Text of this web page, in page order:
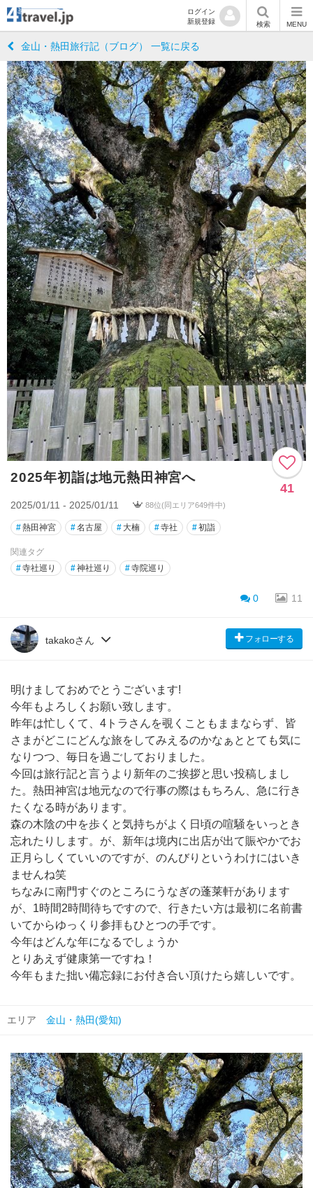
ログイン
新規登録
検索 MENU
金山・熱田旅行記（ブログ） 一覧に戻る
2025年初詣は地元熱田神宮へ
41
2025/01/11 - 2025/01/11 88位(同エリア649件中)
#熱田神宮 #名古屋 # 大楠 #寺社 #初詣
関連タグ
#寺社巡り #神社巡り #寺院巡り
0 11
takakoさん フォローする
明けましておめでとうございます!
今年もよろしくお願い致します。
昨年は忙しくて、4トラさんを覗くこともままならず、皆
さまがどこにどんな旅をしてみえるのかなぁととても気に
なりつつ、毎日を過ごしておりました。
今回は旅行記と言うより新年のご挨拶と思い投稿しまし
た。熱田神宮は地元なので行事の際はもちろん、急に行き
たくなる時があります。
森の木陰の中を歩くと気持ちがよく日頃の喧騒をいっとき
忘れたりします。が、新年は境内に出店が出て賑やかでお
正月らしくていいのですが、のんびりというわけにはいき
ませんね笑
ちなみに南門すぐのところにうなぎの蓬莱軒があります
が、1時間2時間待ちですので、行きたい方は最初に名前書
いてからゆっくり参拝もひとつの手です。
今年はどんな年になるでしょうか
とりあえず健康第一ですね！
今年もまた拙い備忘録にお付き合い頂けたら嬉しいです。
エリア 金山・熱田(愛知)